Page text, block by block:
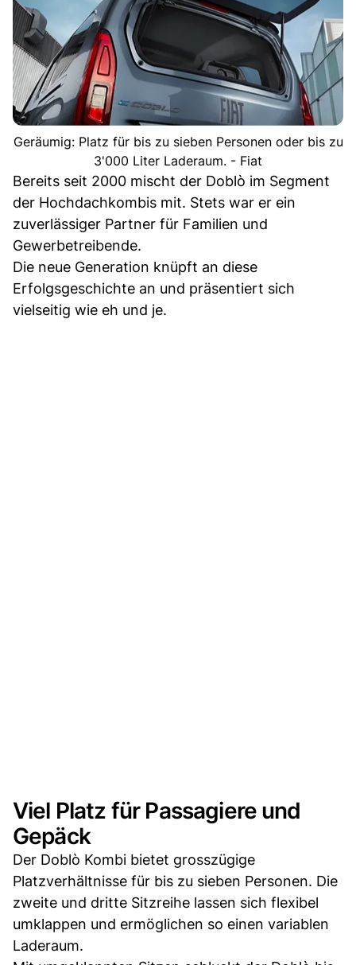
Geräumig: Platz für bis zu sieben Personen oder bis zu
3'000 Liter Laderaum. - Fiat
Bereits seit 2000 mischt der Doblò im Segment
der Hochdachkombis mit. Stets war er ein
zuverlässiger Partner für Familien und
Gewerbetreibende.
Die neue Generation knüpft an diese
Erfolgsgeschichte an und präsentiert sich
vielseitig wie eh und je.
Viel Platz für Passagiere und
Gepäck
Der Doblò Kombi bietet grosszügige
Platzverhältnisse für bis zu sieben Personen. Die
zweite und dritte Sitzreihe lassen sich flexibel
umklappen und ermöglichen so einen variablen
Laderaum.